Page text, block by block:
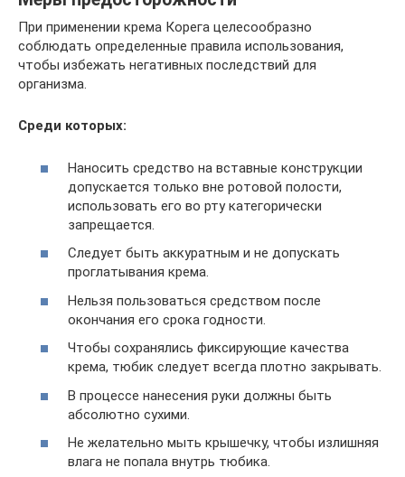
При применении крема Корега целесообразно
соблюдать определенные правила использования,
чтобы избежать негативных последствий для
организма.
Среди которых:
Наносить средство на вставные конструкции
допускается только вне ротовой полости,
использовать его во рту категорически
запрещается.
Следует быть аккуратным и не допускать
проглатывания крема.
Нельзя пользоваться средством после
окончания его срока годности.
Чтобы сохранялись фиксирующие качества
крема, тюбик следует всегда плотно закрывать.
В процессе нанесения руки должны быть
абсолютно сухими.
Не желательно мыть крышечку, чтобы излишняя
влага не попала внутрь тюбика.